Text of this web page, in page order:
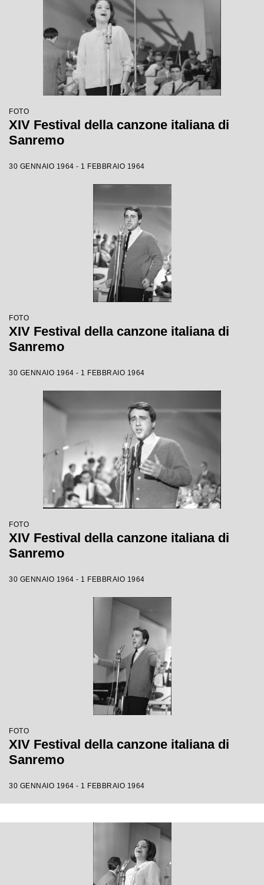
FOTO
XIV Festival della canzone italiana di
Sanremo
30 GENNAIO 1964 - 1 FEBBRAIO 1964
FOTO
XIV Festival della canzone italiana di
Sanremo
30 GENNAIO 1964 - 1 FEBBRAIO 1964
FOTO
XIV Festival della canzone italiana di
Sanremo
30 GENNAIO 1964 - 1 FEBBRAIO 1964
FOTO
XIV Festival della canzone italiana di
Sanremo
30 GENNAIO 1964 - 1 FEBBRAIO 1964